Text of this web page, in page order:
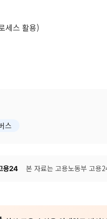
세스 활용)
스
본 자료는 고용노동부 고